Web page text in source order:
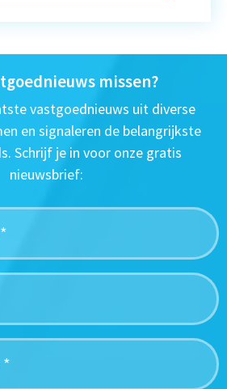
missen?
vastgoednieuws uit diverse
en signaleren de belangrijkste
Schrijf je in voor onze gratis
nieuwsbrief: